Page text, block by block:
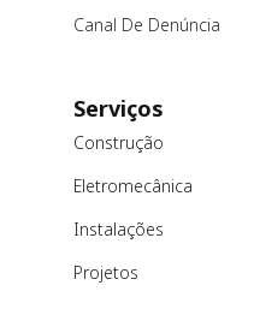
Canal De Denúncia
Serviços
Construção
Eletromecânica
Instalações
Projetos